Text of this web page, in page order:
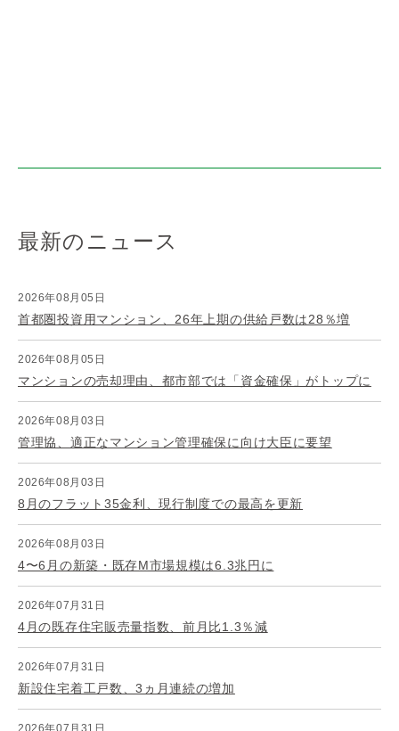
最新のニュース
2026年08月05日
首都圏投資用マンション、26年上期の供給戸数は28％増
2026年08月05日
マンションの売却理由、都市部では「資金確保」がトップに
2026年08月03日
管理協、適正なマンション管理確保に向け大臣に要望
2026年08月03日
8月のフラット35金利、現行制度での最高を更新
2026年08月03日
4〜6月の新築・既存M市場規模は6.3兆円に
2026年07月31日
4月の既存住宅販売量指数、前月比1.3％減
2026年07月31日
新設住宅着工戸数、3ヵ月連続の増加
2026年07月31日